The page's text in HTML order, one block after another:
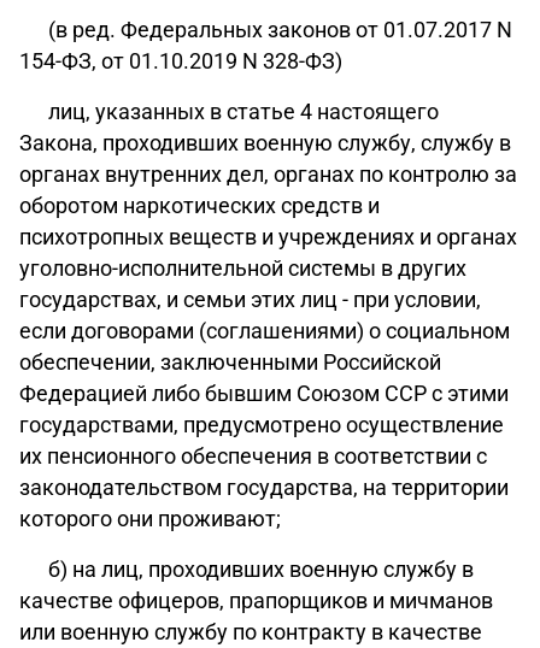
(в ред. Федеральных законов от 01.07.2017 N
154-ФЗ, от 01.10.2019 N 328-ФЗ)
лиц, указанных в статье 4 настоящего
Закона, проходивших военную службу, службу в
органах внутренних дел, органах по контролю за
оборотом наркотических средств и
психотропных веществ и учреждениях и органах
уголовно-исполнительной системы в других
государствах, и семьи этих лиц - при условии,
если договорами (соглашениями) о социальном
обеспечении, заключенными Российской
Федерацией либо бывшим Союзом ССР с этими
государствами, предусмотрено осуществление
их пенсионного обеспечения в соответствии с
законодательством государства, на территории
которого они проживают;
б) на лиц, проходивших военную службу в
качестве офицеров, прапорщиков и мичманов
или военную службу по контракту в качестве